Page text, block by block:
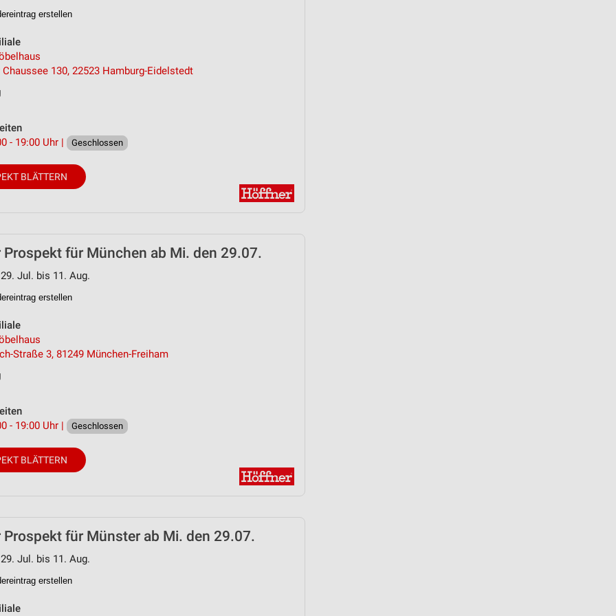
erstellen
130, 22523 Hamburg-Eidelstedt
- 19:00 Uhr |
Geschlossen
BLÄTTERN
Prospekt für München ab Mi. den 29.07.
Jul. bis 11. Aug.
erstellen
Straße 3, 81249 München-Freiham
- 19:00 Uhr |
Geschlossen
BLÄTTERN
Prospekt für Münster ab Mi. den 29.07.
Jul. bis 11. Aug.
erstellen
Daten aus verschiedenen